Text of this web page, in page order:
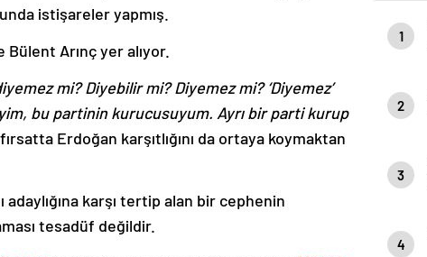
istişareler yapmış.
Arınç yer alıyor.
mi? Diyebilir mi? Diyemez mi? ‘Diyemez’
bu partinin kurucusuyum. Ayrı bir parti kurup
Erdoğan karşıtlığını da ortaya koymaktan
adaylığına karşı tertip alan bir cephenin
tesadüf değildir.
1
2
3
4